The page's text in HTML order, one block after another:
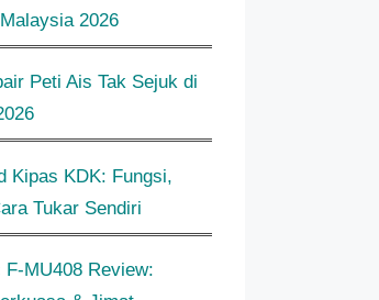
2026
Peti Ais Tak Sejuk di
Kipas KDK: Fungsi,
Tukar Sendiri
F-MU408 Review: